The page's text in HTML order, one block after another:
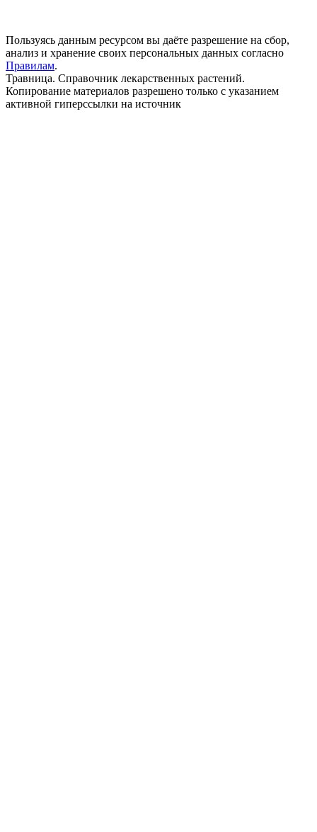
Пользуясь данным ресурсом вы даёте разрешение на сбор,
анализ и хранение своих персональных данных согласно
Правилам.
Травница. Справочник лекарственных растений.
Копирование материалов разрешено только с указанием
активной гиперссылки на источник